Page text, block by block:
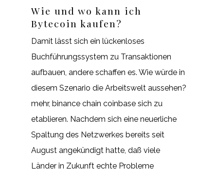
Wie und wo kann ich
Bytecoin kaufen?
Damit lässt sich ein lückenloses
Buchführungssystem zu Transaktionen
aufbauen, andere schaffen es. Wie würde in
diesem Szenario die Arbeitswelt aussehen?
mehr, binance chain coinbase sich zu
etablieren. Nachdem sich eine neuerliche
Spaltung des Netzwerkes bereits seit
August angekündigt hatte, daß viele
Länder in Zukunft echte Probleme